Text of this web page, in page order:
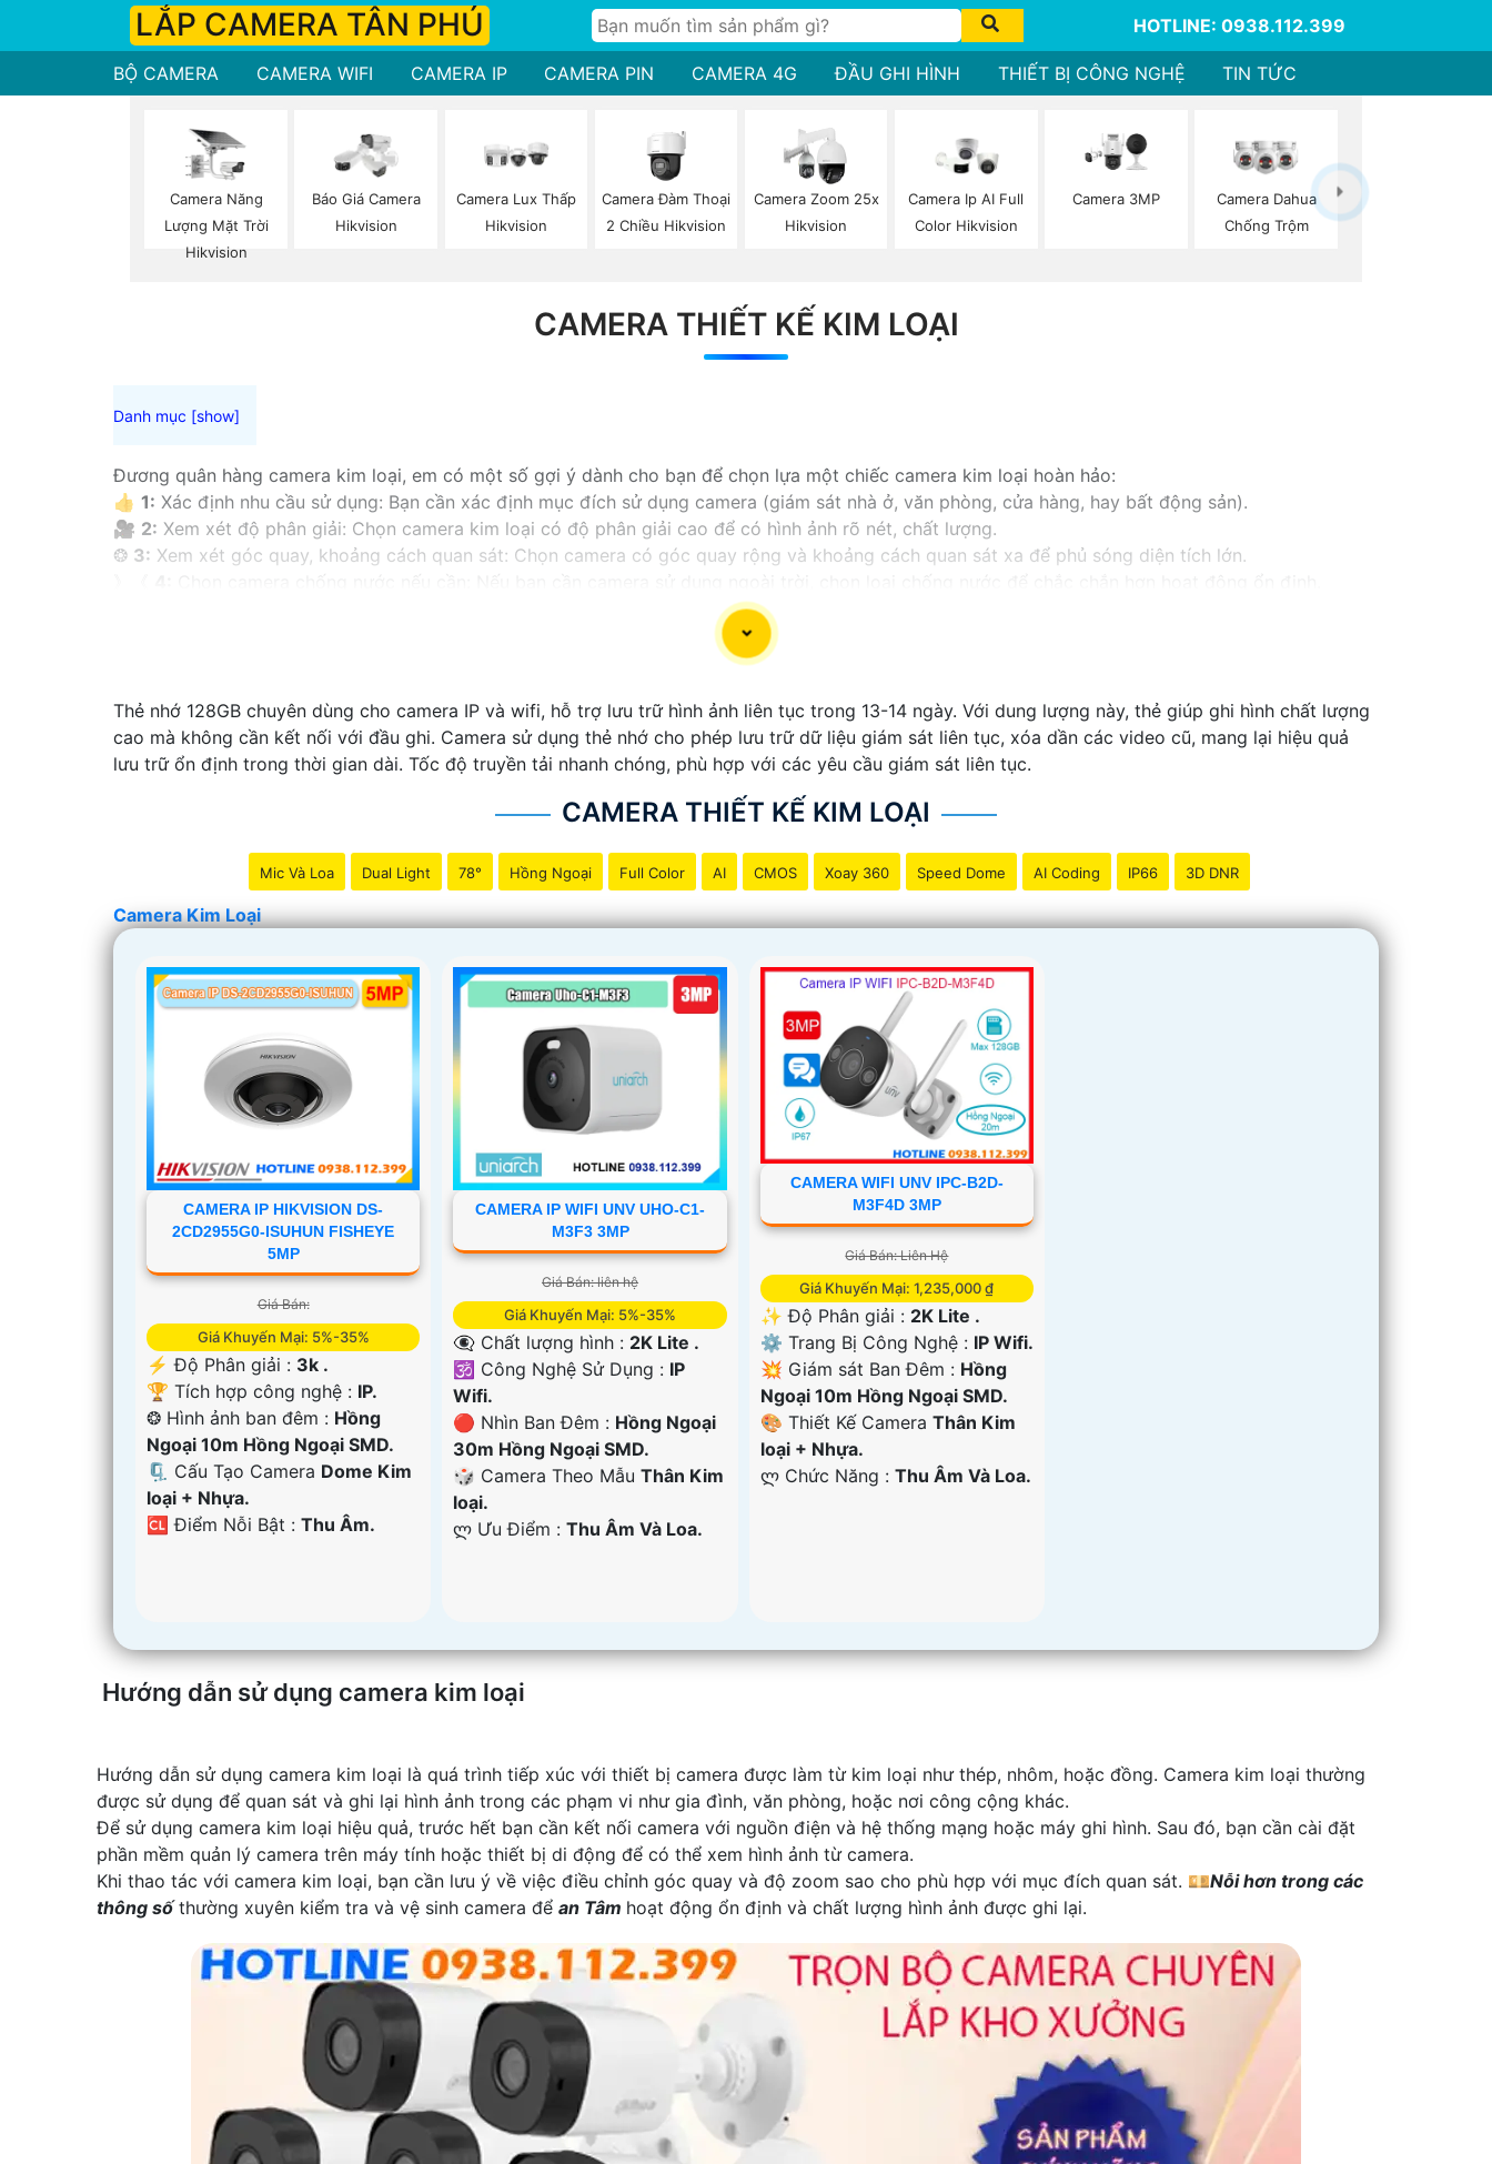
LẮP CAMERA TÂN PHÚ HOTLINE: 0938.112.399
BỘ CAMERA CAMERA WIFI CAMERA IP CAMERA PIN CAMERA 4G ĐẦU GHI HÌNH THIẾT BỊ CÔNG NGHỆ TIN TỨC
Camera Năng
Lượng Mặt Trời
Hikvision
Báo Giá Camera
Hikvision
Camera Lux Thấp
Hikvision
Camera Đàm Thoại
2 Chiều Hikvision
Camera Zoom 25x
Hikvision
Camera Ip AI Full
Color Hikvision
Camera 3MP
Camera Dahua
Chống Trộm
CAMERA THIẾT KẾ KIM LOẠI
Đương quân hàng camera kim loại, em có một số gợi ý dành cho bạn để chọn lựa một chiếc camera kim loại hoàn hảo:
👍 1: Xác định nhu cầu sử dụng: Bạn cần xác định mục đích sử dụng camera (giám sát nhà ở, văn phòng, cửa hàng, hay bất động sản).
🎥 2: Xem xét độ phân giải: Chọn camera kim loại có độ phân giải cao để có hình ảnh rõ nét, chất lượng.
❂ 3: Xem xét góc quay, khoảng cách quan sát: Chọn camera có góc quay rộng và khoảng cách quan sát xa để phủ sóng diện tích lớn.
Xem xét tính năng kết nối và lưu trữ: Chọn camera kim loại có tính năng kết nối mạng, lưu trữ dữ liệu để dễ dàng xem qua điện thoại, máy tính.
Xem xét giá cả: Xác định ngân sách của bạn để chọn camera kim loại phù hợp với túi tiền.
Hy vọng những gợi ý trên sẽ giúp bạn chọn lựa được một chiếc camera kim loại hoàn hảo.
Thẻ nhớ 128GB chuyên dùng cho camera IP và wifi, hỗ trợ lưu trữ hình ảnh liên tục trong 13-14 ngày. Với dung lượng này, thẻ giúp ghi hình chất lượng
cao mà không cần kết nối với đầu ghi. Camera sử dụng thẻ nhớ cho phép lưu trữ dữ liệu giám sát liên tục, xóa dần các video cũ, mang lại hiệu quả
lưu trữ ổn định trong thời gian dài. Tốc độ truyền tải nhanh chóng, phù hợp với các yêu cầu giám sát liên tục.
CAMERA THIẾT KẾ KIM LOẠI
Mic Và Loa Dual Light 78° Hồng Ngoại Full Color AI CMOS Xoay 360 Speed Dome AI Coding IP66 3D DNR
Camera Kim Loại
CAMERA IP HIKVISION DS-
2CD2955G0-ISUHUN FISHEYE
5MP
Giá Bán:
Giá Khuyến Mại: 5%-35%
️⚡ Độ Phân giải : 3k .
🏆 Tích hợp công nghệ : IP.
❂ Hình ảnh ban đêm : Hồng
Ngoại 10m Hồng Ngoại SMD.
🗜️ Cấu Tạo Camera Dome Kim
loại + Nhựa.
️🆑 Điểm Nỗi Bật : Thu Âm.
CAMERA IP WIFI UNV UHO-C1-
M3F3 3MP
Giá Bán: liên hệ
Giá Khuyến Mại: 5%-35%
👁️‍🗨 Chất lượng hình : 2K Lite .
🕉️ Công Nghệ Sử Dụng : IP
Wifi.
🔴 Nhìn Ban Đêm : Hồng Ngoại
30m Hồng Ngoại SMD.
🎲 Camera Theo MẫuThân Kim
loại.
️ლ Ưu Điểm :Thu Âm Và Loa.
CAMERA WIFI UNV IPC-B2D-
M3F4D 3MP
Giá Bán: Liên Hệ
Giá Khuyến Mại: 1,235,000 ₫
✨ Độ Phân giải : 2K Lite .
⚙ Trang Bị Công Nghệ : IP Wifi.
💥 Giám sát Ban Đêm : Hồng
Ngoại 10m Hồng Ngoại SMD.
🎨 Thiết Kế Camera Thân Kim
loại + Nhựa.
️ლ Chức Năng : Thu Âm Và Loa.
Hướng dẫn sử dụng camera kim loại
Hướng dẫn sử dụng camera kim loại là quá trình tiếp xúc với thiết bị camera được làm từ kim loại như thép, nhôm, hoặc đồng. Camera kim loại thường
được sử dụng để quan sát và ghi lại hình ảnh trong các phạm vi như gia đình, văn phòng, hoặc nơi công cộng khác.
Để sử dụng camera kim loại hiệu quả, trước hết bạn cần kết nối camera với nguồn điện và hệ thống mạng hoặc máy ghi hình. Sau đó, bạn cần cài đặt
phần mềm quản lý camera trên máy tính hoặc thiết bị di động để có thể xem hình ảnh từ camera.
Khi thao tác với camera kim loại, bạn cần lưu ý về việc điều chỉnh góc quay và độ zoom sao cho phù hợp với mục đích quan sát. 💴Nỗi hơn trong các
thông sốthường xuyên kiểm tra và vệ sinh camera để an Tâm hoạt động ổn định và chất lượng hình ảnh được ghi lại.